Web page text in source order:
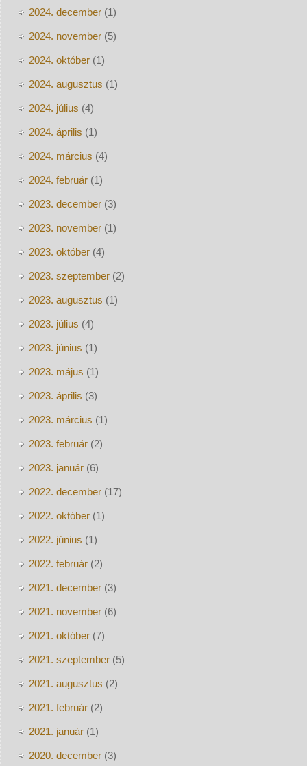
2024. december(1)
2024. november(5)
2024. október(1)
2024. augusztus (1)
2024. július (4)
2024. április (1)
2024. március (4)
2024. február(1)
2023. december(3)
2023. november(1)
2023. október(4)
2023. szeptember(2)
2023. augusztus (1)
2023. július (4)
2023. június (1)
2023. május (1)
2023. április (3)
2023. március (1)
2023. február(2)
2023. január(6)
2022. december(17)
2022. október(1)
2022. június (1)
2022. február(2)
2021. december(3)
2021. november(6)
2021. október(7)
2021. szeptember(5)
2021. augusztus (2)
2021. február(2)
2021. január(1)
2020. december(3)